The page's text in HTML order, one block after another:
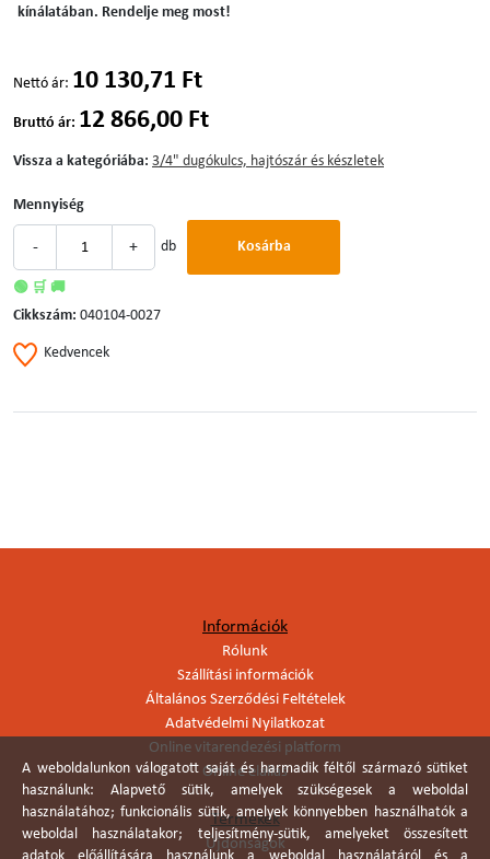
kínálatában. Rendelje meg most!
Nettó ár: 10 130,71 Ft
Bruttó ár: 12 866,00 Ft
Vissza a kategóriába: 3/4" dugókulcs, hajtószár és készletek
Mennyiség
- + db Kosárba
🟢 🛒 🚚
Cikkszám: 040104-0027
Kedvencek
Információk
Rólunk
Szállítási információk
Általános Szerződési Feltételek
Adatvédelmi Nyilatkozat
Online vitarendezési platform
Online elállás
Termékek
Újdonságok
A weboldalunkon válogatott saját és harmadik féltől származó sütiket
használunk: Alapvető sütik, amelyek szükségesek a weboldal
használatához; funkcionális sütik, amelyek könnyebben használhatók a
weboldal használatakor; teljesítmény-sütik, amelyeket összesített